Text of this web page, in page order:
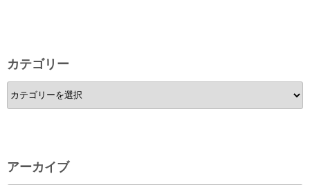
カテゴリー
カ
テ
ー
アーカイブ